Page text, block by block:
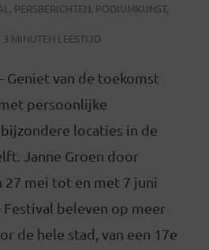
, PERSBERICHTEN, PODIUMKUNST,
3 MINUTEN LEESTIJD
Geniet van de toekomst
persoonlijke
locaties in de
Janne Groen door
27 mei tot en met 7 juni
beleven op meer
de hele stad, van een 17e